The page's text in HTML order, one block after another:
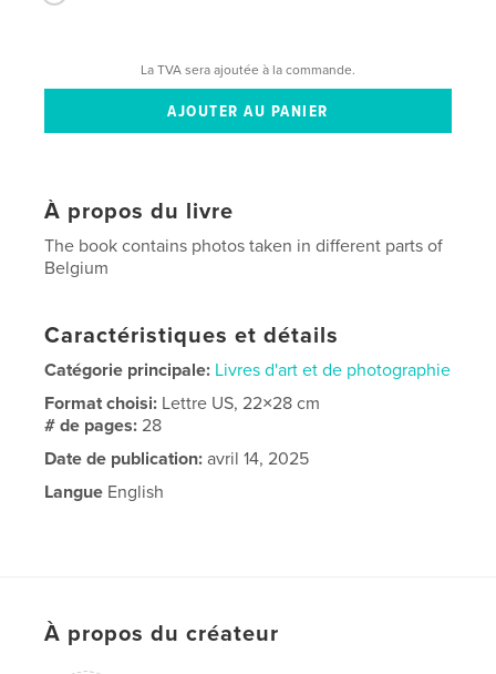
La TVA sera ajoutée à la commande.
À propos du livre
The book contains photos taken in different parts of
Belgium
Caractéristiques et détails
Catégorie principale: Livres d'art et de photographie
Format choisi: Lettre US, 22×28 cm
# de pages:28
Date de publication: avril 14, 2025
Langue English
À propos du créateur